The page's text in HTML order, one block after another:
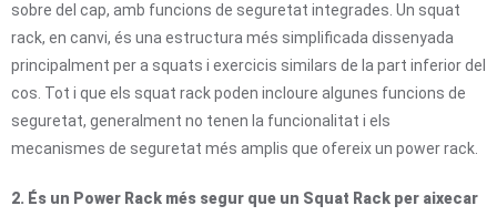
sobre del cap, amb funcions de seguretat integrades. Un squat
rack, en canvi, és una estructura més simplificada dissenyada
principalment per a squats i exercicis similars de la part inferior del
cos. Tot i que els squat rack poden incloure algunes funcions de
seguretat, generalment no tenen la funcionalitat i els
mecanismes de seguretat més amplis que ofereix un power rack.
2. És un Power Rack més segur que un Squat Rack per aixecar